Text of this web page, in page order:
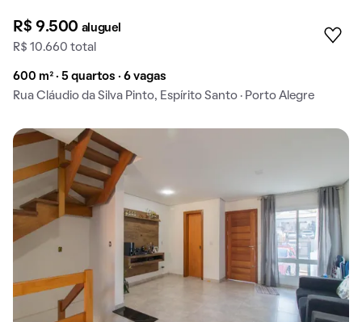
R$ 9.500 aluguel
R$ 10.660 total
600 m² · 5 quartos · 6 vagas
Rua Cláudio da Silva Pinto, Espírito Santo · Porto Alegre